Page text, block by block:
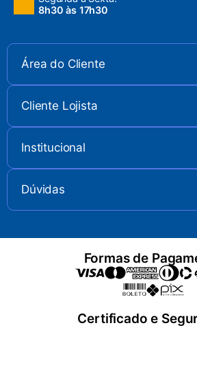
8h30 às 17h30
Área do Cliente
Cliente Lojista
Institucional
Dúvidas
Formas de
Certificado e